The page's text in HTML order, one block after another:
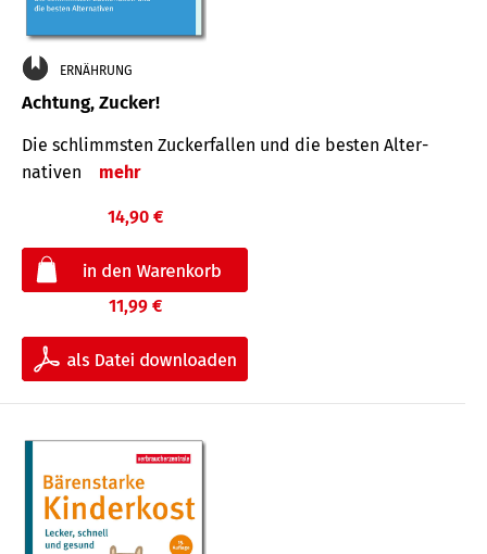
ERNÄHRUNG
Achtung, Zucker!
Die schlimmsten Zucker­fallen und die besten Alter­
nativen
mehr
14,90 €
11,99 €